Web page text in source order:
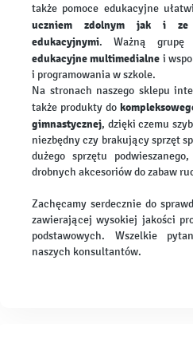
także pomoce edukacyjne
uczniem zdolnym jak i ze
edukacyjnymi. Ważną grupę
edukacyjne multimedialne i
i programowania w szkole.
Na stronach naszego sklepu
także produkty do
gimnastycznej, dzięki czemu
niezbędny czy brakujący sprzęt
dużego sprzętu
drobnych akcesoriów do zabaw
Zachęcamy serdecznie do
zawierającej wysokiej jakości
podstawowych. Wszelkie
naszych konsultantów.